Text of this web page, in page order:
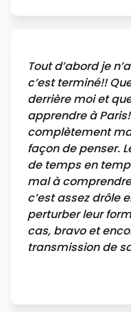
Tout d’abord je
c’est terminé!!
derrière moi et
apprendre à
complètement
façon de penser.
de temps en
mal à
c’est assez drôle
perturber leur
cas, bravo et
transmission de